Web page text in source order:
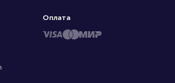
Оплата